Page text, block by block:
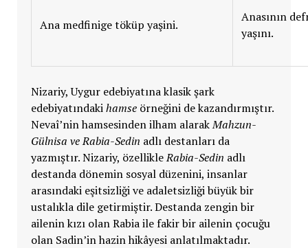
Ana medfinige töküp yaşini.
Anasının
yaşını.
Nizariy, Uygur edebiyatına klasik şark
edebiyatındakihamseörneğini de kazandırmıştır.
Nevaî’nin hamsesinden ilham alarakMahzun-
Gülnisa ve Rabia-Sedin adlı destanları da
yazmıştır. Nizariy, özellikleRabia-Sedin adlı
destanda dönemin sosyal düzenini, insanlar
arasındaki eşitsizliği ve adaletsizliği büyük bir
ustalıkla dile getirmiştir. Destanda zengin bir
ailenin kızı olan Rabia ile fakir bir ailenin çocuğu
olan Sadin’in hazin hikâyesi anlatılmaktadır.